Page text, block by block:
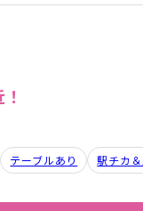
テーブルあり 駅チカ